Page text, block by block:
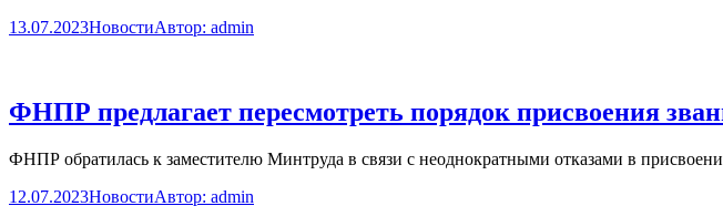
13.07.2023НовостиАвтор: admin
ФНПР предлагает пересмотреть порядок присвоения
ФНПР обратилась к заместителю Минтруда в связи с неоднократными отказами в
12.07.2023НовостиАвтор: admin